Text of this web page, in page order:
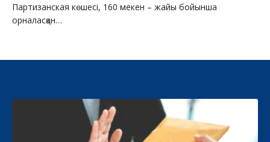
Партизанская көшесі, 160 мекен – жайы бойынша
орналасқан…